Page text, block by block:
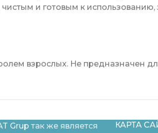
и готовым к
взрослых. Не предназначен
Grup так же является
КАРТА